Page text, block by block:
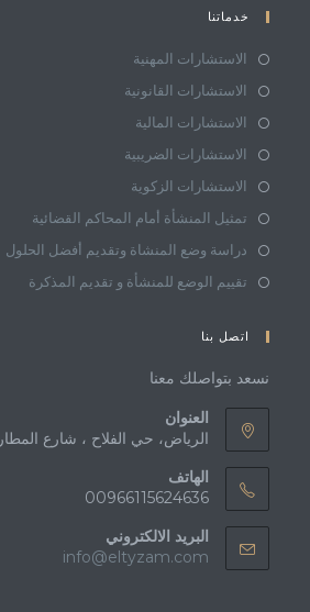
خدماتنا
الاستشارات المهنية
الاستشارات القانونية
الاستشارات المالية
الاستشارات الضريبية
الاستشارات الزكوية
تمثيل المنشأة أمام المحاكم القضائية
دراسة وضع المنشاة وتقديم أفضل الحلول
تقييم الوضع للمنشأة و تقديم المذكرة
اتصل بنا
نسعد بتواصلك معنا
العنوان
الرياض، حي الفلاح ، شارع المطار 7158
الهاتف
00966115624636
البريد الالكتروني
info@eltyzam.com